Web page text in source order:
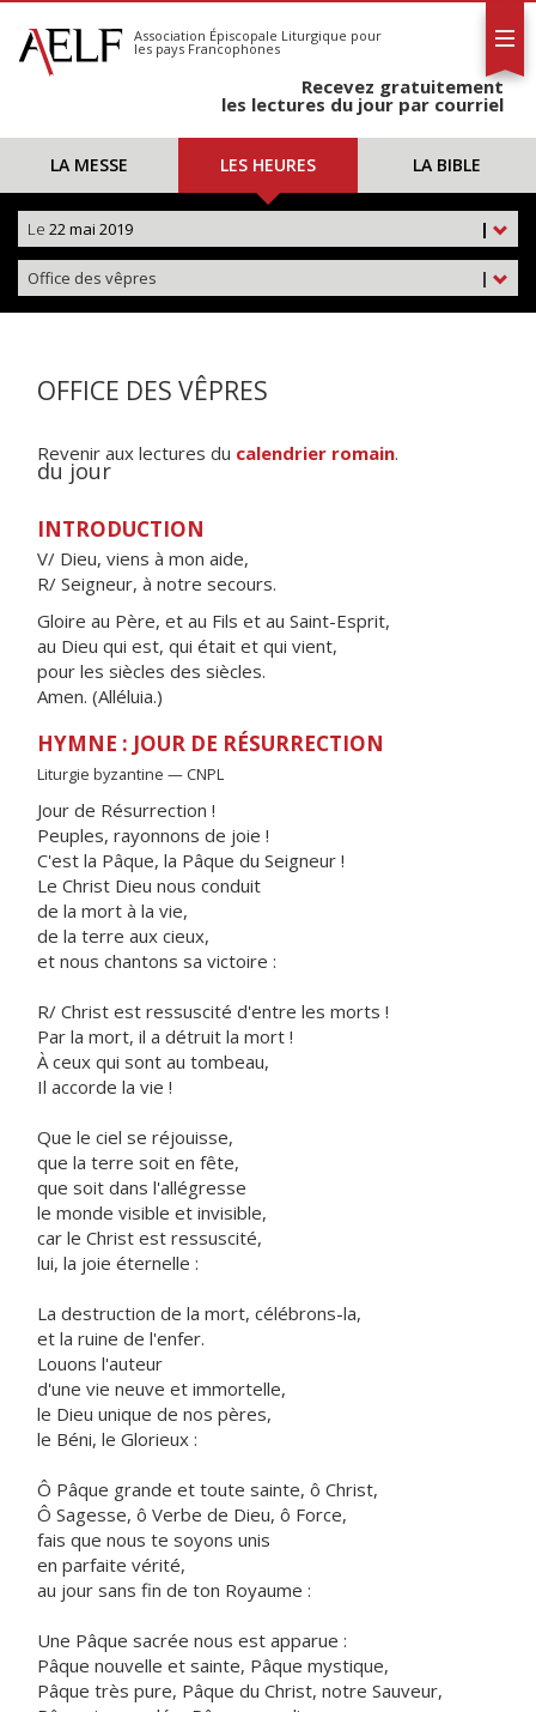
S'abonner
Calendrier
Association Épiscopale Liturgique pour
les pays Francophones
Recevez gratuitement
les lectures du jour par courriel
LA MESSE LES HEURES LA BIBLE
|
Le 22 mai 2019
|
Office des vêpres
OFFICE DES VÊPRES
Revenir aux lectures du calendrier romain.
du jour
INTRODUCTION
V/ Dieu, viens à mon aide,
R/ Seigneur, à notre secours.
Gloire au Père, et au Fils et au Saint-Esprit,
au Dieu qui est, qui était et qui vient,
pour les siècles des siècles.
Amen. (Alléluia.)
HYMNE : JOUR DE RÉSURRECTION
Liturgie byzantine — CNPL
Jour de Résurrection !
Peuples, rayonnons de joie !
C'est la Pâque, la Pâque du Seigneur !
Le Christ Dieu nous conduit
de la mort à la vie,
de la terre aux cieux,
et nous chantons sa victoire :
R/ Christ est ressuscité d'entre les morts !
Par la mort, il a détruit la mort !
À ceux qui sont au tombeau,
Il accorde la vie !
Que le ciel se réjouisse,
que la terre soit en fête,
que soit dans l'allégresse
le monde visible et invisible,
car le Christ est ressuscité,
lui, la joie éternelle :
La destruction de la mort, célébrons-la,
et la ruine de l'enfer.
Louons l'auteur
d'une vie neuve et immortelle,
le Dieu unique de nos pères,
le Béni, le Glorieux :
Ô Pâque grande et toute sainte, ô Christ,
Ô Sagesse, ô Verbe de Dieu, ô Force,
fais que nous te soyons unis
en parfaite vérité,
au jour sans fin de ton Royaume :
Une Pâque sacrée nous est apparue :
Pâque nouvelle et sainte, Pâque mystique,
Pâque très pure, Pâque du Christ, notre Sauveur,